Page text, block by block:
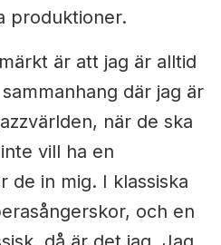
produktioner.
är att jag är alltid
där jag är
när de ska
vill ha en
de in mig. I klassiska
och en